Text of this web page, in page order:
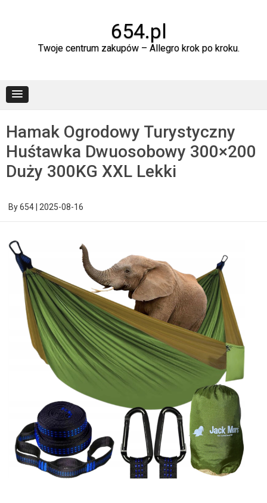
654.pl
Twoje centrum zakupów – Allegro krok po kroku.
Hamak Ogrodowy Turystyczny
Huśtawka Dwuosobowy 300×200
Duży 300KG XXL Lekki
By654 2025-08-16